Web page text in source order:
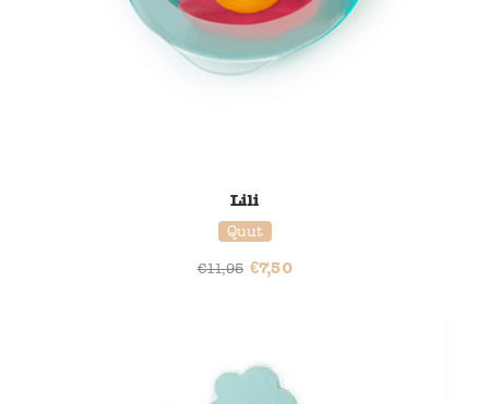
Lili
Quut
€11,95 €7,50